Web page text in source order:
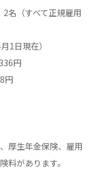
（すべて正規雇用
1日現在）
円
円
厚生年金保険、雇用
料があります。